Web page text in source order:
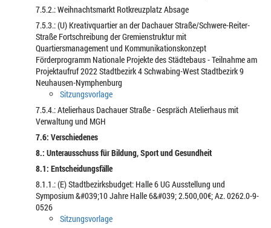
7.5.2.: Weihnachtsmarkt Rotkreuzplatz Absage
7.5.3.: (U) Kreativquartier an der Dachauer Straße/Schwere-Reiter-
Straße Fortschreibung der Gremienstruktur mit
Quartiersmanagement und Kommunikationskonzept
Förderprogramm Nationale Projekte des Städtebaus - Teilnahme am
Projektaufruf 2022 Stadtbezirk 4 Schwabing-West Stadtbezirk 9
Neuhausen-Nymphenburg
Sitzungsvorlage
7.5.4.: Atelierhaus Dachauer Straße - Gespräch Atelierhaus mit
Verwaltung und MGH
7.6: Verschiedenes
8.: Unterausschuss für Bildung, Sport und Gesundheit
8.1: Entscheidungsfälle
8.1.1.: (E) Stadtbezirksbudget: Halle 6 UG Ausstellung und
Symposium &#039;10 Jahre Halle 6&#039; 2.500,00€; Az. 0262.0-9-
0526
Sitzungsvorlage